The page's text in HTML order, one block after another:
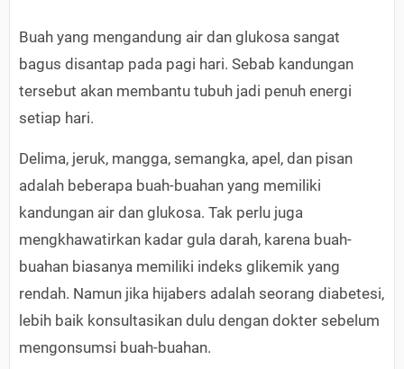
Buah yang mengandung air dan glukosa sangat
bagus disantap pada pagi hari. Sebab kandungan
tersebut akan membantu tubuh jadi penuh energi
setiap hari.
Delima, jeruk, mangga, semangka, apel, dan pisan
adalah beberapa buah-buahan yang memiliki
kandungan air dan glukosa. Tak perlu juga
mengkhawatirkan kadar gula darah, karena buah-
buahan biasanya memiliki indeks glikemik yang
rendah. Namun jika hijabers adalah seorang diabetesi,
lebih baik konsultasikan dulu dengan dokter sebelum
mengonsumsi buah-buahan.